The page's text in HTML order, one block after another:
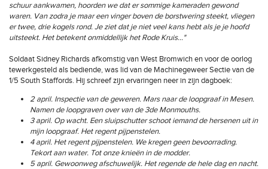
schuur aankwamen, hoorden we dat er sommige kameraden gewond
waren. Van zodra je maar een vinger boven de borstwering steekt, vliegen
er twee, drie kogels rond. Je ziet dat je niet veel kans hebt als je je hoofd
uitsteekt. Het betekent onmiddellijk het Rode Kruis…"
Soldaat Sidney Richards afkomstig van West Bromwich en voor de oorlog
tewerkgesteld als bediende, was lid van de Machinegeweer Sectie van de
1/5 South Staffords. Hij schreef zijn ervaringen neer in zijn dagboek:
2 april. Inspectie van de geweren. Mars naar de loopgraaf in Mesen.
Namen de loopgraven over van de 3de Monmouths.
3 april. Op wacht. Een sluipschutter schoot iemand de hersenen uit in
mijn loopgraaf. Het regent pijpenstelen.
4 april. Het regent pijpenstelen. We kregen geen bevoorrading.
Tekort aan water. Tot onze knieën in de modder.
5 april. Gewoonweg afschuwelijk. Het regende de hele dag en nacht.